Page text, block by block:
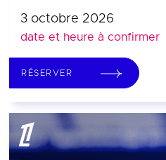
3 octobre 2026
date et heure à confirmer
RÉSERVER